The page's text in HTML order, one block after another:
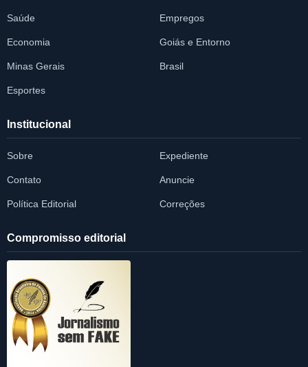
Saúde Empregos
Economia Goiás e Entorno
Minas Gerais Brasil
Esportes
Institucional
Sobre Expediente
Contato Anuncie
Política Editorial Correções
Compromisso editorial